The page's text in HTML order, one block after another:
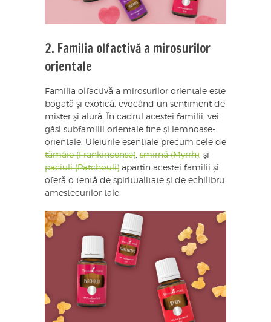
2. Familia olfactivă a mirosurilor
orientale
Familia olfactivă a mirosurilor orientale este
bogată și exotică, evocând un sentiment de
mister și alură. În cadrul acestei familii, vei
găsi subfamilii orientale fine și lemnoase-
orientale. Uleiurile esențiale precum cele de
tămâie (Frankincense), smirnă (Myrrh), și
paciuli (Patchouli) aparțin acestei familii și
oferă o tentă de spiritualitate și de echilibru
amestecurilor tale.